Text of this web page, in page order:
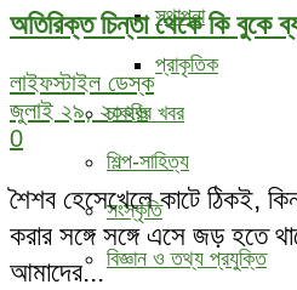
স্থাপনা
প্রাকৃতিক
চাকরির খবর
শিল্প-সাহিত্য
সংস্কৃতি
বিজ্ঞান ও তথ্য প্রযুক্তি
অতিরিক্ত চিন্তা থেকে কি বুকে
লাইফস্টাইল ডেস্ক
জুলাই ২৯, ২০২৬
0
শৈশব হেসেখেলে কাটে ঠিকই,
করার সঙ্গে সঙ্গে এসে জড় হতে
আমাদের...